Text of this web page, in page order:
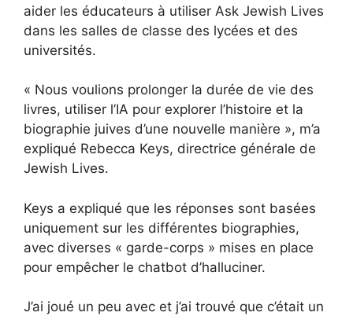
aider les éducateurs à utiliser Ask Jewish Lives
dans les salles de classe des lycées et des
universités.
« Nous voulions prolonger la durée de vie des
livres, utiliser l’IA pour explorer l’histoire et la
biographie juives d’une nouvelle manière », m’a
expliqué Rebecca Keys, directrice générale de
Jewish Lives.
Keys a expliqué que les réponses sont basées
uniquement sur les différentes biographies,
avec diverses « garde-corps » mises en place
pour empêcher le chatbot d’halluciner.
J’ai joué un peu avec et j’ai trouvé que c’était un